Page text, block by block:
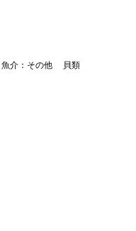
魚介：その他 貝類